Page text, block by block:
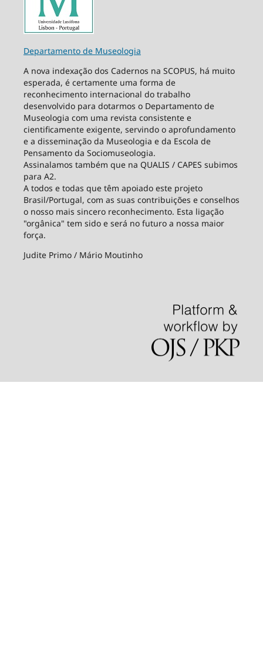
Departamento de Museologia
A nova indexação dos Cadernos na SCOPUS, há muito
esperada, é certamente uma forma de
reconhecimento internacional do trabalho
desenvolvido para dotarmos o Departamento de
Museologia com uma revista consistente e
cientificamente exigente, servindo o aprofundamento
e a disseminação da Museologia e da Escola de
Pensamento da Sociomuseologia.
Assinalamos também que na QUALIS / CAPES subimos
para A2.
A todos e todas que têm apoiado este projeto
Brasil/Portugal, com as suas contribuições e conselhos
o nosso mais sincero reconhecimento. Esta ligação
"orgânica" tem sido e será no futuro a nossa maior
força.
Judite Primo / Mário Moutinho